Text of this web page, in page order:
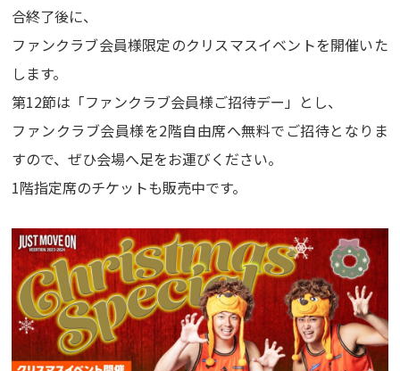
合終了後に、
ファンクラブ会員様限定のクリスマスイベントを開催いた
します。
第12節は「ファンクラブ会員様ご招待デー」とし、
ファンクラブ会員様を2階自由席へ無料でご招待となりま
すので、ぜひ会場へ足をお運びください。
1階指定席のチケットも販売中です。